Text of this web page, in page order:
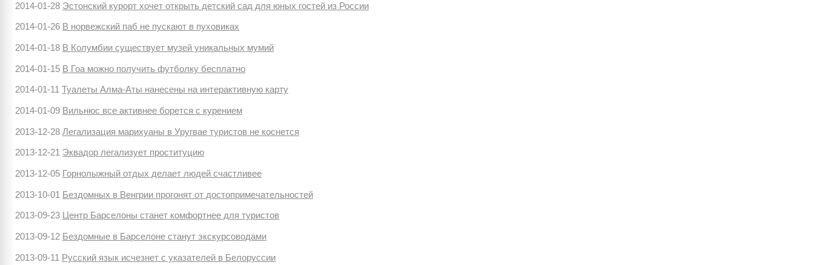
2014-01-28 Эстонский курорт хочет открыть детский сад для юных гостей из России
2014-01-26 В норвежский паб не пускают в пуховиках
2014-01-18 В Колумбии существует музей уникальных мумий
2014-01-15 В Гоа можно получить футболку бесплатно
2014-01-11 Туалеты Алма-Аты нанесены на интерактивную карту
2014-01-09 Вильнюс все активнее борется с курением
2013-12-28 Легализация марихуаны в Уругвае туристов не коснется
2013-12-21 Эквадор легализует проституцию
2013-12-05 Горнолыжный отдых делает людей счастливее
2013-10-01 Бездомных в Венгрии прогонят от достопримечательностей
2013-09-23 Центр Барселоны станет комфортнее для туристов
2013-09-12 Бездомные в Барселоне станут экскурсоводами
2013-09-11 Русский язык исчезнет с указателей в Белоруссии